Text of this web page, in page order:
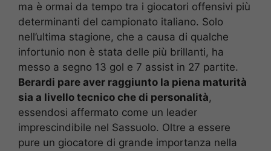
ma è ormai da tempo tra i giocatori offensivi più
determinanti del campionato italiano. Solo
nell’ultima stagione, che a causa di qualche
infortunio non è stata delle più brillanti, ha
messo a segno 13 gol e 7 assist in 27 partite.
Berardi pare aver raggiunto la piena maturità
sia a livello tecnico che di personalità,
essendosi affermato come un leader
imprescindibile nel Sassuolo. Oltre a essere
pure un giocatore di grande importanza nella